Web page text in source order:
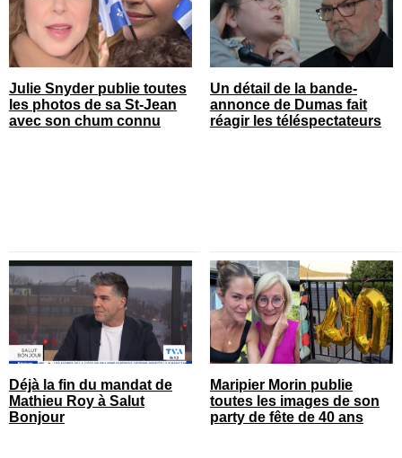
Julie Snyder publie toutes
les photos de sa St-Jean
avec son chum connu
Un détail de la bande-
annonce de Dumas fait
réagir les téléspectateurs
Déjà la fin du mandat de
Mathieu Roy à Salut
Bonjour
Maripier Morin publie
toutes les images de son
party de fête de 40 ans